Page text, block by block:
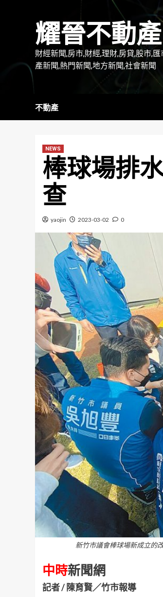
耀晉不動產
財經新聞,房市,財經,理財,房貸,股市,
產新聞,熱門新聞,地方新聞,社會新聞
不動產
NEWS
棒球場排
查
yaojin 2023-03-02 0
新竹市議會棒球場新成立的
中時新聞網
記者 / 陳育賢／竹市報導